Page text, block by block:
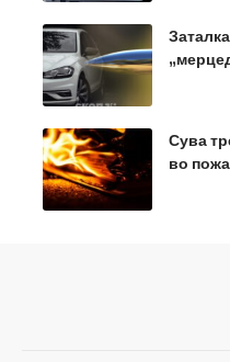
Сува
во